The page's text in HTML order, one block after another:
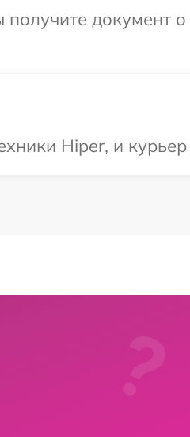
документ
Hiper, и курьер